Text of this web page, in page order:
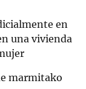
en
una vivienda
marmitako